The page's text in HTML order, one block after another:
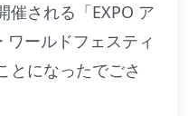
催される「EXPO ア
ールドフェスティ
とになったでごさ